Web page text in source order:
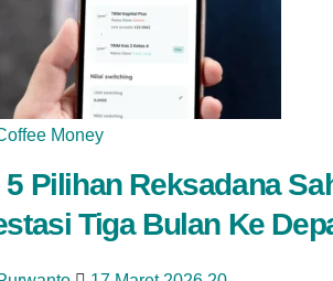
Money
5 Pilihan Reksadana
Tiga Bulan Ke